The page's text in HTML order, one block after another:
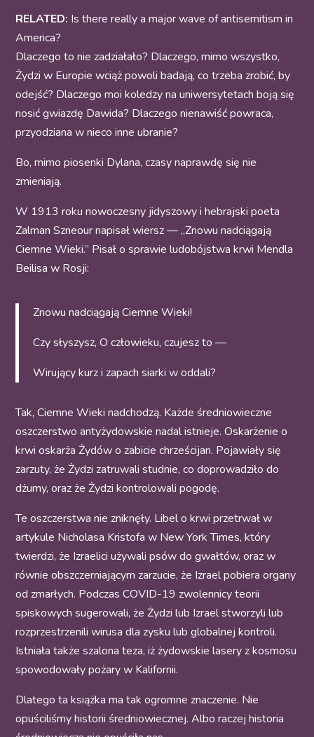
RELATED: Is there really a major wave of antisemitism in
America?
Dlaczego to nie zadziałało? Dlaczego, mimo wszystko,
Żydzi w Europie wciąż powoli badają, co trzeba zrobić, by
odejść? Dlaczego moi koledzy na uniwersytetach boją się
nosić gwiazdę Dawida? Dlaczego nienawiść powraca,
przyodziana w nieco inne ubranie?
Bo, mimo piosenki Dylana, czasy naprawdę się nie
zmieniają.
W 1913 roku nowoczesny jidyszowy i hebrajski poeta
Zalman Szneour napisał wiersz — „Znowu nadciągają
Ciemne Wieki.” Pisał o sprawie ludobójstwa krwi Mendla
Beilisa w Rosji:
Znowu nadciągają Ciemne Wieki!
Czy słyszysz, O człowieku, czujesz to —
Wirujący kurz i zapach siarki w oddali?
Tak, Ciemne Wieki nadchodzą. Każde średniowieczne
oszczerstwo antyżydowskie nadal istnieje. Oskarżenie o
krwi oskarża Żydów o zabicie chrześcijan. Pojawiały się
zarzuty, że Żydzi zatruwali studnie, co doprowadziło do
dżumy, oraz że Żydzi kontrolowali pogodę.
Te oszczerstwa nie zniknęły. Libel o krwi przetrwał w
artykule Nicholasa Kristofa w New York Times, który
twierdzi, że Izraelici używali psów do gwałtów, oraz w
równie obszczerniającym zarzucie, że Izrael pobiera organy
od zmarłych. Podczas COVID-19 zwolennicy teorii
spiskowych sugerowali, że Żydzi lub Izrael stworzyli lub
rozprzestrzenili wirusa dla zysku lub globalnej kontroli.
Istniała także szalona teza, iż żydowskie lasery z kosmosu
spowodowały pożary w Kalifornii.
Dlatego ta książka ma tak ogromne znaczenie. Nie
opuściliśmy historii średniowiecznej. Albo raczej historia